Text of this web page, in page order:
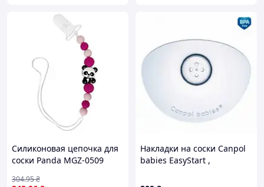
Силиконовая цепочка для
соски Panda MGZ-0509
— пищевого силикона,
304.95₴
Накладки на соски Canpol
babies EasyStart ,